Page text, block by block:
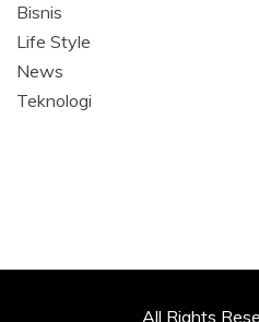
Bisnis
Life Style
News
Teknologi
All Rights